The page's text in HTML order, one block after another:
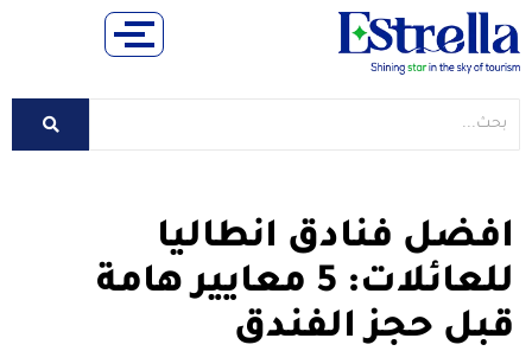
افضل فنادق انطاليا
للعائلات: 5 معايير هامة
قبل حجز الفندق